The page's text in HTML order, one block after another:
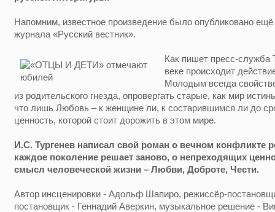
Напомним, известное произведение было опубликовано
журнала «Русский вестник».
Как пишет пресс-
веке происходит
Молодым всегда
из родительского гнезда, опровергать старые, как мир
что лишь Любовь – к женщине ли, к состарившимся ли до
ценность, которой стоит дорожить в этом мире.
И.С. Тургенев написал свой роман о вечном конфликте
каждое поколение решает заново, о непреходящих
смысл человеческой жизни – Любви, Доброте, Чести.
Автор инсценировки - Адольф Шапиро, режиссёр-
постановщик - Геннадий Аверкин, музыкальное решение -